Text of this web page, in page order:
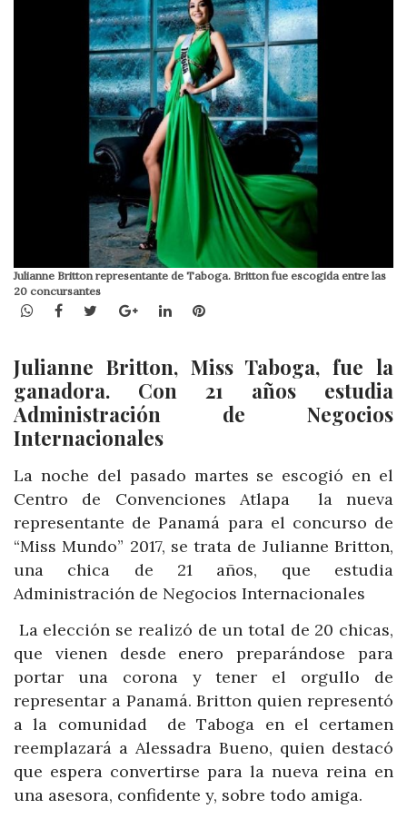
Julianne Britton representante de Taboga. Britton fue escogida entre las
20 concursantes
WhatsApp
Facebook
TwitterGoogle+LinkedInPinterest
Julianne Britton, Miss Taboga, fue la
ganadora. Con 21 años estudia
Administración de Negocios
Internacionales
La noche del pasado martes se escogió en el
Centro de Convenciones Atlapa la nueva
representante de Panamá para el concurso de
“Miss Mundo” 2017, se trata de Julianne Britton,
una chica de 21 años, que estudia
Administración de Negocios Internacionales
La elección se realizó de un total de 20 chicas,
que vienen desde enero preparándose para
portar una corona y tener el orgullo de
representar a Panamá. Britton quien representó
a la comunidad de Taboga en el certamen
reemplazará a Alessadra Bueno, quien destacó
que espera convertirse para la nueva reina en
una asesora, confidente y, sobre todo amiga.